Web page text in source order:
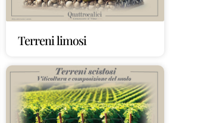
Terreni limosi